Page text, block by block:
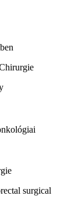
surgical